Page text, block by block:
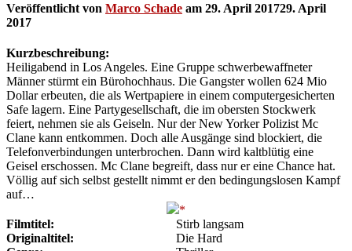
Veröffentlicht von Marco Schade am 29. April 201729. April
2017
Kurzbeschreibung:
Heiligabend in Los Angeles. Eine Gruppe schwerbewaffneter
Männer stürmt ein Bürohochhaus. Die Gangster wollen 624 Mio
Dollar erbeuten, die als Wertpapiere in einem computergesicherten
Safe lagern. Eine Partygesellschaft, die im obersten Stockwerk
feiert, nehmen sie als Geiseln. Nur der New Yorker Polizist Mc
Clane kann entkommen. Doch alle Ausgänge sind blockiert, die
Telefonverbindungen unterbrochen. Dann wird kaltblütig eine
Geisel erschossen. Mc Clane begreift, dass nur er eine Chance hat.
Völlig auf sich selbst gestellt nimmt er den bedingungslosen Kampf
auf…
Filmtitel:
Stirb langsam
Originaltitel:
Die Hard